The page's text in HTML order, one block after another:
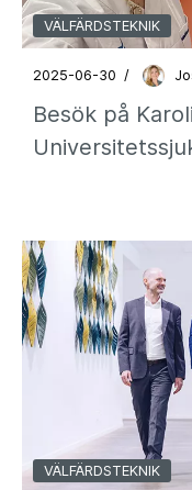
VÄLFÄRDSTEKNIK
2025-06-30 /
Besök på
VÄLFÄRDSTEKNIK